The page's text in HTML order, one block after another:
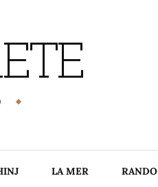
LA MER RANDO